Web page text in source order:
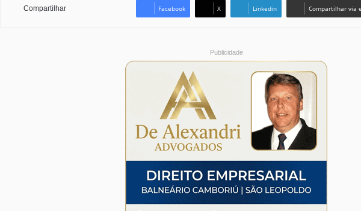
Compartilhar Facebook X Linkedin Compartilhar via
Publicidade